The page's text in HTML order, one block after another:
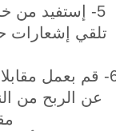
5- إستفيد من
تلقي إشعارات
6- قم بعمل
عن الربح من